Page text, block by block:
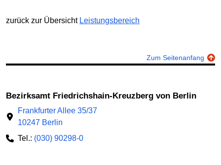
zurück zur Übersicht Leistungsbereich
Zum Seitenanfang
Bezirksamt Friedrichshain-Kreuzberg von Berlin
Frankfurter Allee 35/37
10247 Berlin
Tel.: (030) 90298-0